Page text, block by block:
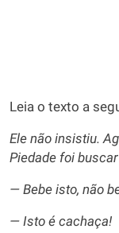
Leia o texto a
Ele não insistiu.
Piedade foi
— Bebe isto, não
— Isto é cachaça!